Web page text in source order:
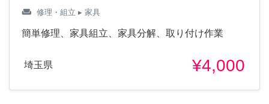
weekend 修理・組立 ▸ 家具
簡単修理、家具組立、家具分解、取り付け作業
埼玉県 ¥4,000